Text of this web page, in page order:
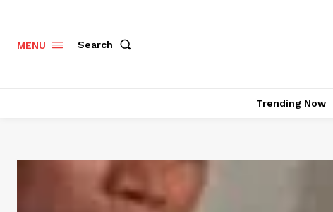
MENU Search
Trending Now